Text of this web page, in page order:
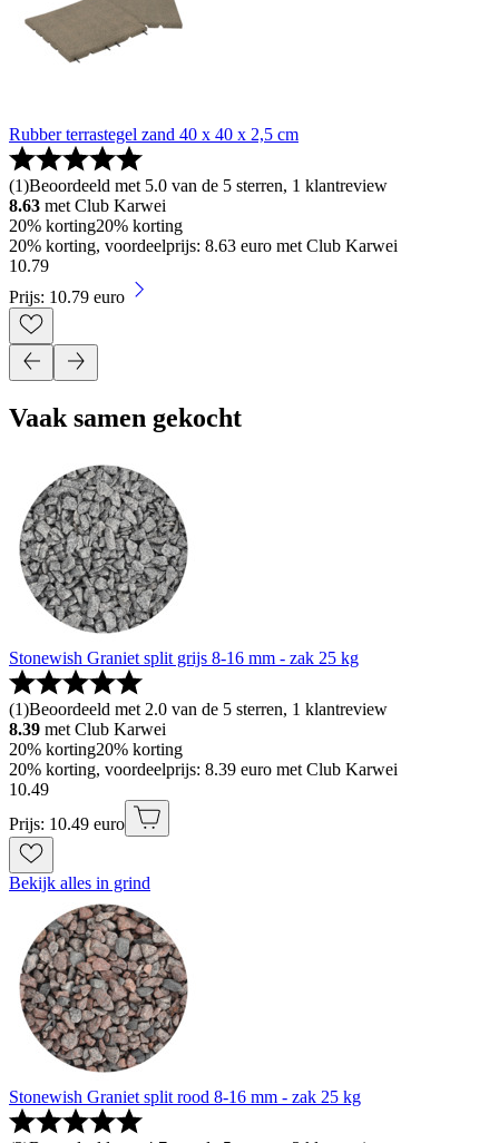
Rubber terrastegel zand 40 x 40 x 2,5 cm
(1)Beoordeeld met 5.0 van de 5 sterren, 1 klantreview
8.63 met Club Karwei
20% korting20% korting
20% korting, voordeelprijs: 8.63 euro met Club Karwei
10.79
Prijs: 10.79 euro
Vaak samen gekocht
Stonewish Graniet split grijs 8-16 mm - zak 25 kg
(1)Beoordeeld met 2.0 van de 5 sterren, 1 klantreview
8.39 met Club Karwei
20% korting20% korting
20% korting, voordeelprijs: 8.39 euro met Club Karwei
10.49
Prijs: 10.49 euro
Bekijk alles in grind
Stonewish Graniet split rood 8-16 mm - zak 25 kg